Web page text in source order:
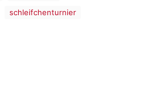
schleifchenturnier